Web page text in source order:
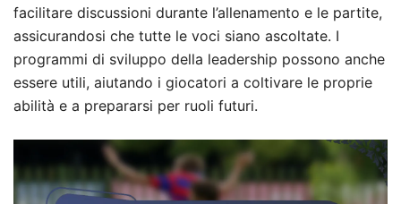
facilitare discussioni durante l’allenamento e le partite,
assicurandosi che tutte le voci siano ascoltate. I
programmi di sviluppo della leadership possono anche
essere utili, aiutando i giocatori a coltivare le proprie
abilità e a prepararsi per ruoli futuri.